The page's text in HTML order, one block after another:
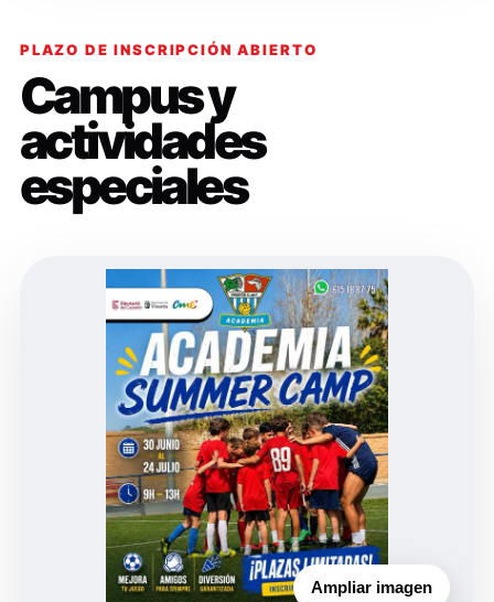
PLAZO DE INSCRIPCIÓN ABIERTO
Campus y
actividades
especiales
Ampliar imagen